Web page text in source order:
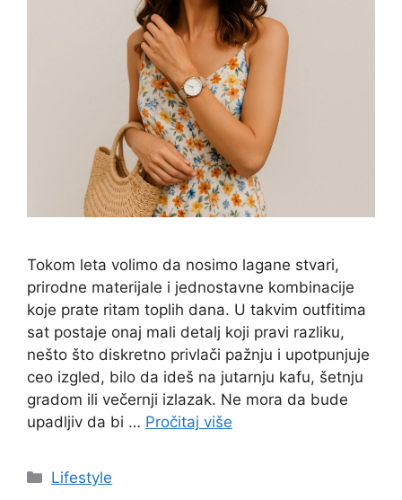
Tokom leta volimo da nosimo lagane stvari,
prirodne materijale i jednostavne kombinacije
koje prate ritam toplih dana. U takvim outfitima
sat postaje onaj mali detalj koji pravi razliku,
nešto što diskretno privlači pažnju i upotpunjuje
ceo izgled, bilo da ideš na jutarnju kafu, šetnju
gradom ili večernji izlazak. Ne mora da bude
upadljiv da bi … Pročitaj više
Categories
Lifestyle